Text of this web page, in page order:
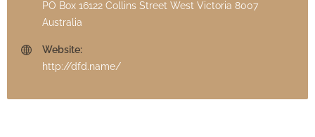
PO Box 16122 Collins Street West Victoria 8007
Australia
Website:
http://dfd.name/